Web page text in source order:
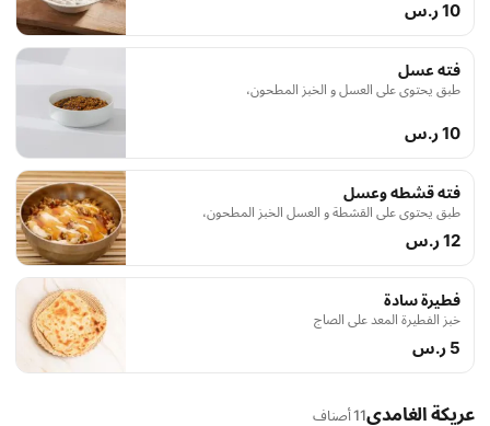
10 ر.س
فته عسل
طبق يحتوي على العسل و الخبز المطحون،
10 ر.س
فته قشطه وعسل
طبق يحتوي على القشطة و العسل الخبز المطحون،
12 ر.س
فطيرة سادة
خبز الفطيرة المعد على الصاج
5 ر.س
عريكة الغامدي11 أصناف